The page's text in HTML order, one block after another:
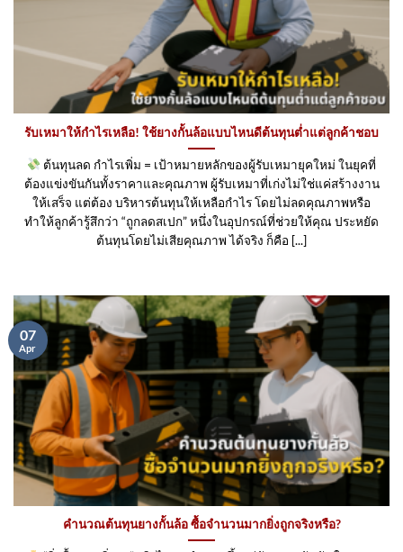
รับเหมาให้กำไรเหลือ! ใช้ยางกั้นล้อแบบไหนดีต้นทุนต่ำแต่ลูกค้าชอบ
ต้นทุนลด กำไรเพิ่ม = เป้าหมายหลักของผู้รับเหมายุคใหม่ ในยุคที่
ต้องแข่งขันกันทั้งราคาและคุณภาพ ผู้รับเหมาที่เก่งไม่ใช่แค่สร้างงาน
ให้เสร็จ แต่ต้อง บริหารต้นทุนให้เหลือกำไร โดยไม่ลดคุณภาพหรือ
ทำให้ลูกค้ารู้สึกว่า “ถูกลดสเปก” หนึ่งในอุปกรณ์ที่ช่วยให้คุณ ประหยัด
ต้นทุนโดยไม่เสียคุณภาพ ได้จริง ก็คือ [...]
คำนวณต้นทุนยางกั้นล้อ ซื้อจำนวนมากยิ่งถูกจริงหรือ?
07
Apr